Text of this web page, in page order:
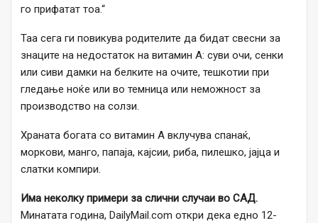
го прифатат тоа.“
Таа сега ги повикува родителите да бидат свесни за
знаците на недостаток на витамин А: суви очи, сенки
или сиви дамки на белките на очите, тешкотии при
гледање ноќе или во темница или неможност за
производство на солзи.
Храната богата со витамин А вклучува спанаќ,
моркови, манго, папаја, кајсии, риба, пилешко, јајца и
слатки компири.
Има неколку примери за слични случаи во САД.
Минатата година, DailyMail.com откри дека едно 12-